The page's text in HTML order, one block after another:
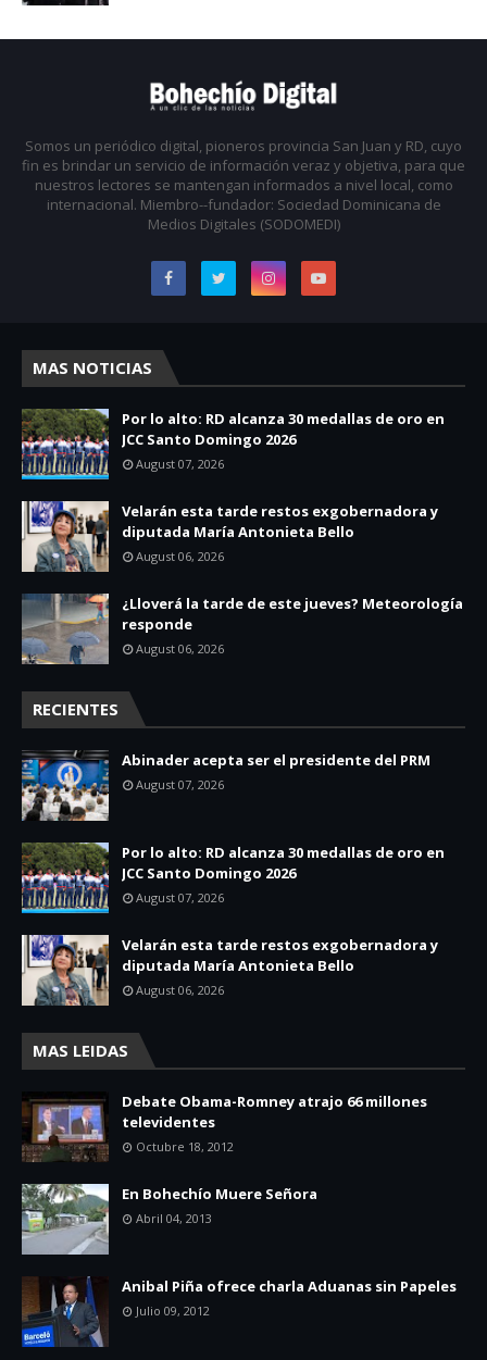
Somos un periódico digital, pioneros provincia San Juan y RD, cuyo
fin es brindar un servicio de información veraz y objetiva, para que
nuestros lectores se mantengan informados a nivel local, como
internacional. Miembro--fundador: Sociedad Dominicana de
Medios Digitales (SODOMEDI)
MAS NOTICIAS
Por lo alto: RD alcanza 30 medallas de oro en
JCC Santo Domingo 2026
August 07, 2026
Velarán esta tarde restos exgobernadora y
diputada María Antonieta Bello
August 06, 2026
¿Lloverá la tarde de este jueves? Meteorología
responde
August 06, 2026
RECIENTES
Abinader acepta ser el presidente del PRM
August 07, 2026
Por lo alto: RD alcanza 30 medallas de oro en
JCC Santo Domingo 2026
August 07, 2026
Velarán esta tarde restos exgobernadora y
diputada María Antonieta Bello
August 06, 2026
MAS LEIDAS
Debate Obama-Romney atrajo 66 millones
televidentes
Octubre 18, 2012
En Bohechío Muere Señora
Abril 04, 2013
Anibal Piña ofrece charla Aduanas sin Papeles
Julio 09, 2012